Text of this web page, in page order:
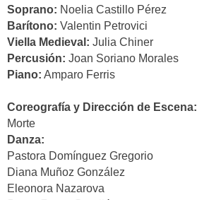
Soprano: Noelia Castillo Pérez
Barítono: Valentin Petrovici
Viella Medieval: Julia Chiner
Percusión: Joan Soriano Morales
Piano: Amparo Ferris
Coreografía y Dirección de Escena:
Morte
Danza:
Pastora Domínguez Gregorio
Diana Muñoz González
Eleonora Nazarova